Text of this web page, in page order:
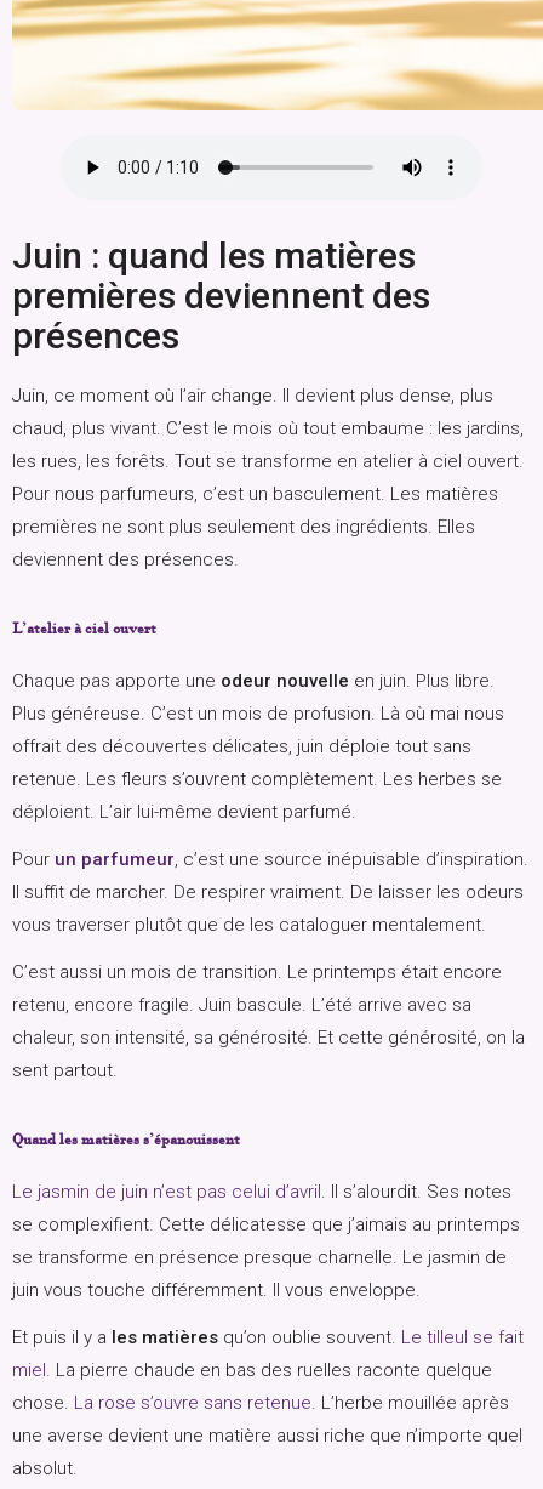
Juin : quand les matières
premières deviennent des
présences
Juin, ce moment où l’air change. Il devient plus dense, plus
chaud, plus vivant. C’est le mois où tout embaume : les jardins,
les rues, les forêts. Tout se transforme en atelier à ciel ouvert.
Pour nous parfumeurs, c’est un basculement. Les matières
premières ne sont plus seulement des ingrédients. Elles
deviennent des présences.
L’atelier à ciel ouvert
Chaque pas apporte une odeur nouvelle en juin. Plus libre.
Plus généreuse. C’est un mois de profusion. Là où mai nous
offrait des découvertes délicates, juin déploie tout sans
retenue. Les fleurs s’ouvrent complètement. Les herbes se
déploient. L’air lui-même devient parfumé.
Pour un parfumeur, c’est une source inépuisable d’inspiration.
Il suffit de marcher. De respirer vraiment. De laisser les odeurs
vous traverser plutôt que de les cataloguer mentalement.
C’est aussi un mois de transition. Le printemps était encore
retenu, encore fragile. Juin bascule. L’été arrive avec sa
chaleur, son intensité, sa générosité. Et cette générosité, on la
sent partout.
Quand les matières s’épanouissent
Le jasmin de juin n’est pas celui d’avril . Il s’alourdit. Ses notes
se complexifient. Cette délicatesse que j’aimais au printemps
se transforme en présence presque charnelle. Le jasmin de
juin vous touche différemment. Il vous enveloppe.
Et puis il y a les matières qu’on oublie souvent. Le tilleul se fait
miel . La pierre chaude en bas des ruelles raconte quelque
chose. La rose s’ouvre sans retenue. L’herbe mouillée après
une averse devient une matière aussi riche que n’importe quel
absolut.